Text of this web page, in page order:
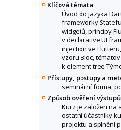
Klíčová témata
Úvod do jazyka
frameworky
widgetů, principy
v declarative UI
injection ve
vzoru Bloc,
k element tree
Přístupy, postupy a
seminární forma,
Způsob ověření
Kurz je založen na
ostatní účastníky
projektu a splnění